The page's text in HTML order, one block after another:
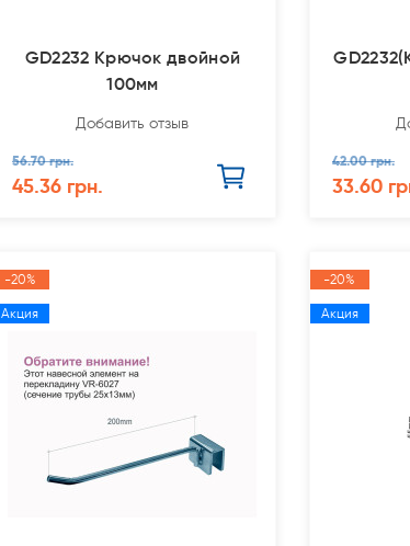
GD2232 Крючок двойной
100мм
Добавить отзыв
56.70 грн.
45.36 грн.
42.00 грн.
33.60
-20%
Акция
-20%
Акция